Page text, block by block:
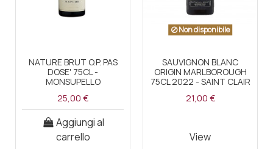
NATURE BRUT O.P. PAS
DOSE' 75CL -
MONSUPELLO
25,00 €
Aggiungi al
carrello
Non disponibile
SAUVIGNON BLANC
ORIGIN MARLBOROUGH
75CL 2022 - SAINT CLAIR
21,00 €
View